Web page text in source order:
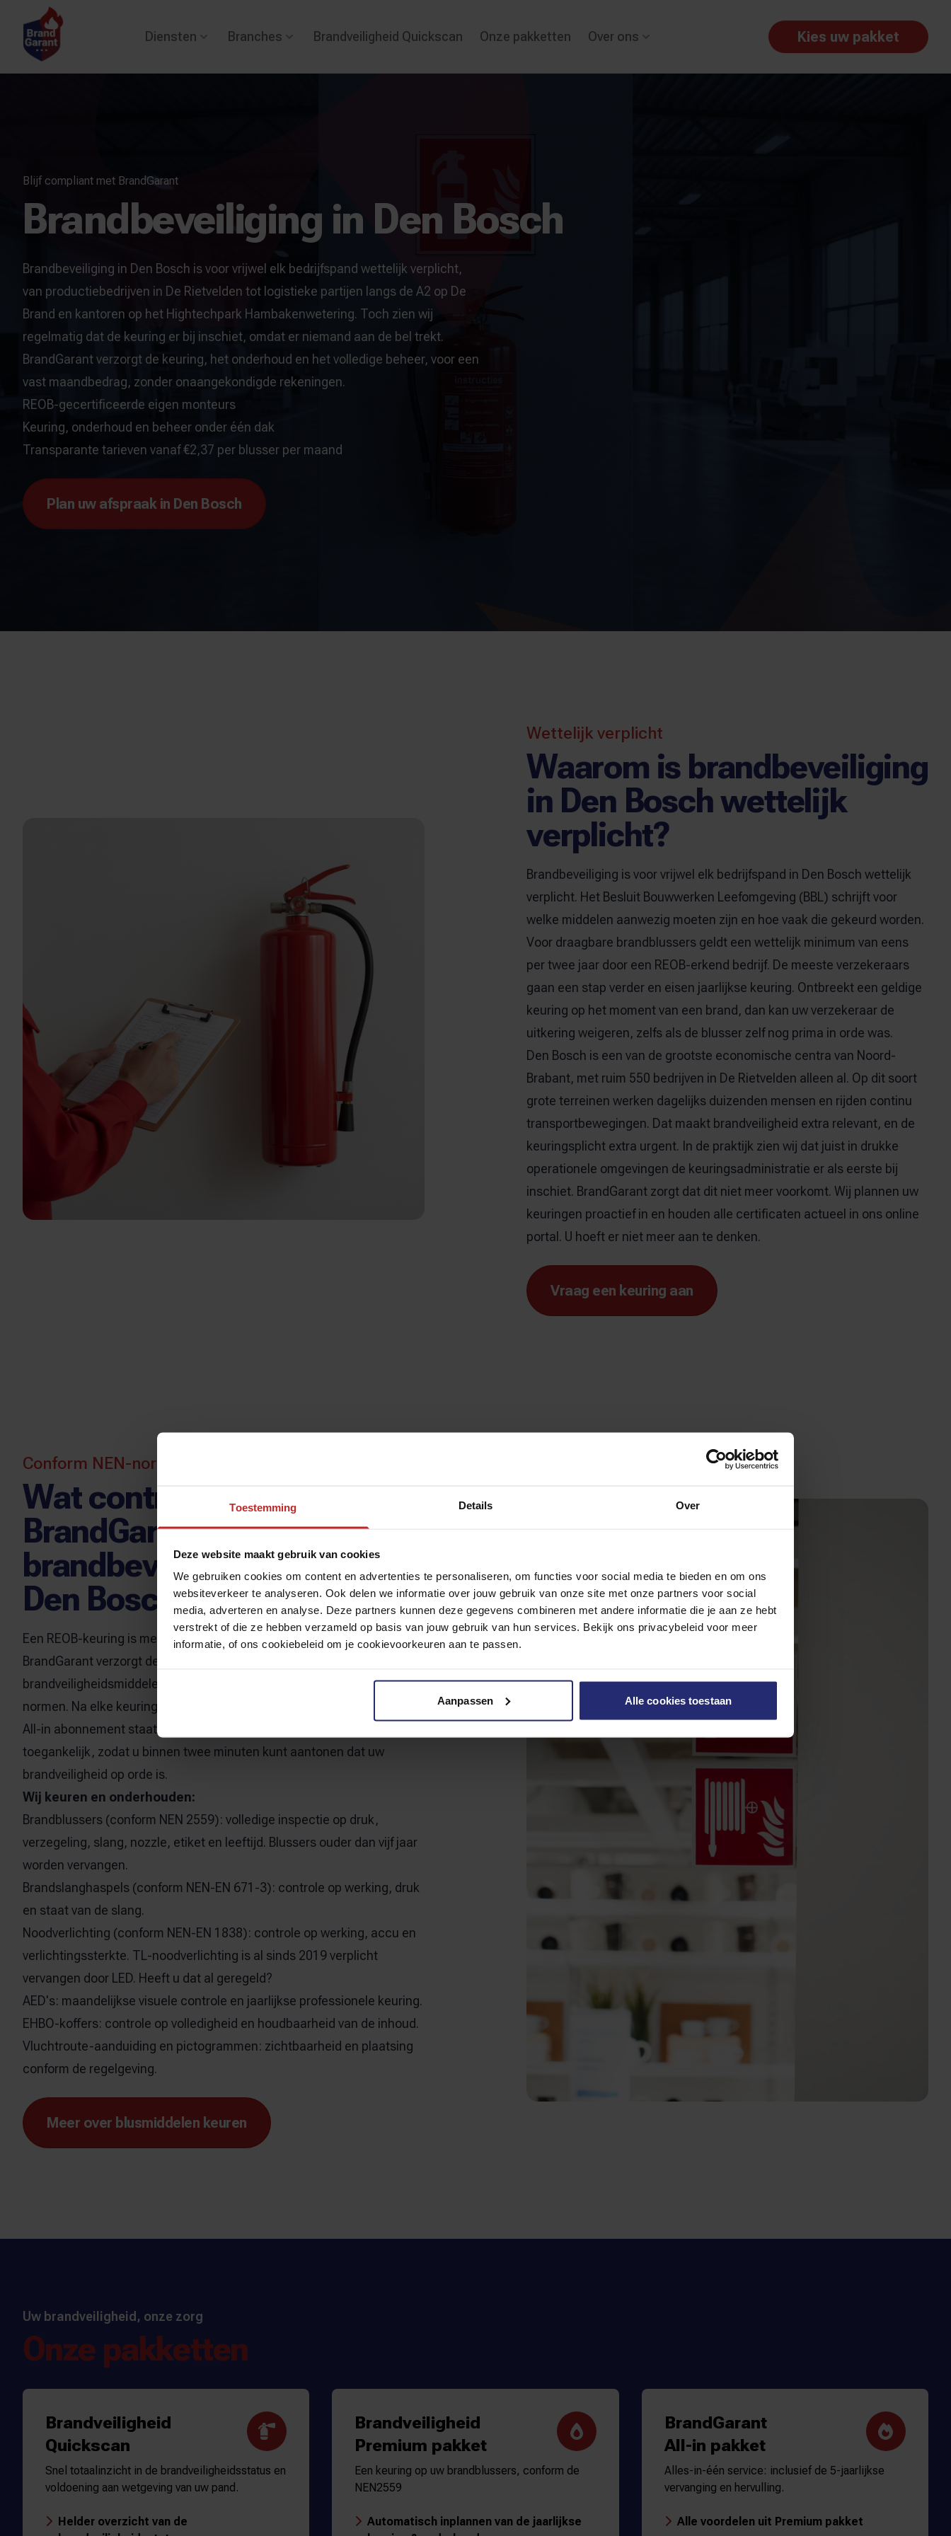
Toestemming Details Over
Deze website maakt gebruik van cookies
We gebruiken cookies om content en advertenties te personaliseren, om functies voor social media te bieden en om ons
websiteverkeer te analyseren. Ook delen we informatie over jouw gebruik van onze site met onze partners voor social
media, adverteren en analyse. Deze partners kunnen deze gegevens combineren met andere informatie die je aan ze hebt
verstrekt of die ze hebben verzameld op basis van jouw gebruik van hun services. Bekijk ons privacybeleid voor meer
informatie, of ons cookiebeleid om je cookievoorkeuren aan te passen.
Aanpassen Alle cookies toestaan
Diensten Branches Brandveiligheid Quickscan Onze pakketten Over ons Kies uw pakket
Blijf compliant met BrandGarant
Brandbeveiliging in Den Bosch
Brandbeveiliging in Den Bosch is voor vrijwel elk bedrijfspand wettelijk verplicht,
van productiebedrijven in De Rietvelden tot logistieke partijen langs de A2 op De
Brand en kantoren op het Hightechpark Hambakenwetering. Toch zien wij
regelmatig dat de keuring er bij inschiet, omdat er niemand aan de bel trekt.
BrandGarant verzorgt de keuring, het onderhoud en het volledige beheer, voor een
vast maandbedrag, zonder onaangekondigde rekeningen.
REOB-gecertificeerde eigen monteurs
Keuring, onderhoud en beheer onder één dak
Transparante tarieven vanaf €2,37 per blusser per maand
Plan uw afspraak in Den Bosch
Wettelijk verplicht
Waarom is brandbeveiliging
in Den Bosch wettelijk
verplicht?
Brandbeveiliging is voor vrijwel elk bedrijfspand in Den Bosch wettelijk
verplicht. Het Besluit Bouwwerken Leefomgeving (BBL) schrijft voor
welke middelen aanwezig moeten zijn en hoe vaak die gekeurd worden.
Voor draagbare brandblussers geldt een wettelijk minimum van eens
per twee jaar door een REOB-erkend bedrijf. De meeste verzekeraars
gaan een stap verder en eisen jaarlijkse keuring. Ontbreekt een geldige
keuring op het moment van een brand, dan kan uw verzekeraar de
uitkering weigeren, zelfs als de blusser zelf nog prima in orde was.
Den Bosch is een van de grootste economische centra van Noord-
Brabant, met ruim 550 bedrijven in De Rietvelden alleen al. Op dit soort
grote terreinen werken dagelijks duizenden mensen en rijden continu
transportbewegingen. Dat maakt brandveiligheid extra relevant, en de
keuringsplicht extra urgent. In de praktijk zien wij dat juist in drukke
operationele omgevingen de keuringsadministratie er als eerste bij
inschiet. BrandGarant zorgt dat dit niet meer voorkomt. Wij plannen uw
keuringen proactief in en houden alle certificaten actueel in ons online
portal. U hoeft er niet meer aan te denken.
Vraag een keuring aan
Conform NEN-normen
Wat controleert
BrandGarant bij een
brandbeveiliging keuring in
Den Bosch?
Een REOB-keuring is meer dan een sticker op de blusser plakken.
BrandGarant verzorgt de keuring en het onderhoud van alle verplichte
brandveiligheidsmiddelen in uw pand, conform de geldende NEN-
normen. Na elke keuring ontvangt u een officieel keuringsrapport. Bij het
All-in abonnement staat dit direct in uw persoonlijke portal, 24/7
toegankelijk, zodat u binnen twee minuten kunt aantonen dat uw
brandveiligheid op orde is.
Wij keuren en onderhouden:
Brandblussers (conform NEN 2559): volledige inspectie op druk,
verzegeling, slang, nozzle, etiket en leeftijd. Blussers ouder dan vijf jaar
worden vervangen.
Brandslanghaspels (conform NEN-EN 671-3): controle op werking, druk
en staat van de slang.
Noodverlichting (conform NEN-EN 1838): controle op werking, accu en
verlichtingssterkte. TL-noodverlichting is al sinds 2019 verplicht
vervangen door LED. Heeft u dat al geregeld?
AED's: maandelijkse visuele controle en jaarlijkse professionele keuring.
EHBO-koffers: controle op volledigheid en houdbaarheid van de inhoud.
Vluchtroute-aanduiding en pictogrammen: zichtbaarheid en plaatsing
conform de regelgeving.
Meer over blusmiddelen keuren
Uw brandveiligheid, onze zorg
Onze pakketten
Brandveiligheid
Quickscan
Snel totaalinzicht in de brandveiligheidsstatus en
voldoening aan wetgeving van uw pand.
Helder overzicht van de
Brandveiligheid
Premium pakket
Een keuring op uw brandblussers, conform de
NEN2559
Automatisch inplannen van de jaarlijkse
BrandGarant
All-in pakket
Alles-in-één service: inclusief de 5-jaarlijkse
vervanging en hervulling.
Alle voordelen uit Premium pakket